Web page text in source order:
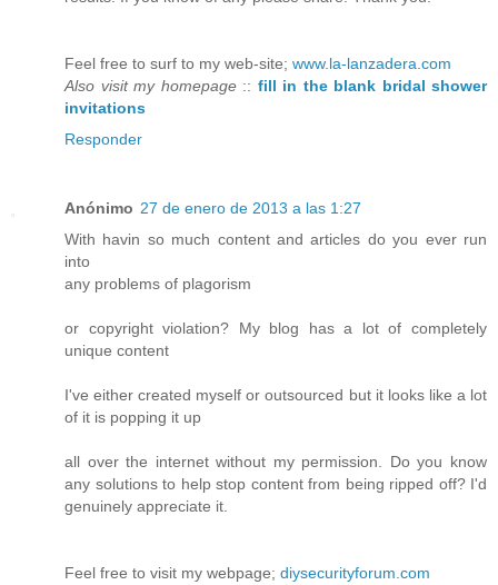
Feel free to surf to my web-site; www.la-lanzadera.com
Also visit my homepage:: fill in the blank bridal shower
invitations
Responder
Anónimo 27 de enero de 2013 a las 1:27
With havin so much content and articles do you ever run
into
any problems of plagorism
or copyright violation? My blog has a lot of completely
unique content
I've either created myself or outsourced but it looks like a lot
of it is popping it up
all over the internet without my permission. Do you know
any solutions to help stop content from being ripped off? I'd
genuinely appreciate it.
Feel free to visit my webpage; diysecurityforum.com